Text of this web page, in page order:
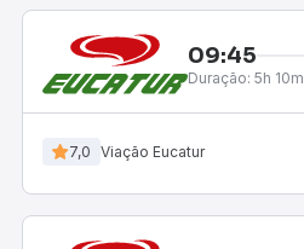
09:45
Duração: 5h 10m
7,0 Viação Eucatur